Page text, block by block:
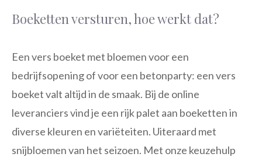
Boeketten versturen, hoe werkt dat?
Een vers boeket met bloemen voor een
bedrijfsopening of voor een betonparty: een vers
boeket valt altijd in de smaak. Bij de online
leveranciers vind je een rijk palet aan boeketten in
diverse kleuren en variëteiten. Uiteraard met
snijbloemen van het seizoen. Met onze keuzehulp